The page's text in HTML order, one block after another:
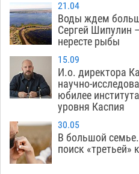
21.04
Воды ждем
Сергей Шипулин
нересте рыбы
15.09
И.о. директора
научно-
юбилее
уровня Каспия
30.05
В большой
поиск «третьей»